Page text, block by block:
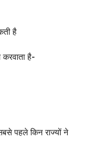
है
है-
पहले किन राज्यों ने